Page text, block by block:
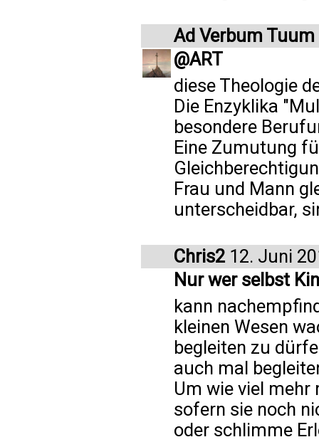
Ad Verbum Tuum
@ART
diese Theologie
Die Enzyklika
besondere
Eine Zumutung
Frau und Mann
unterscheidbar,
Chris2 12. Juni
Nur wer selbst
kann
kleinen Wesen
begleiten zu
auch mal
Um wie viel
sofern sie noch
oder schlimme